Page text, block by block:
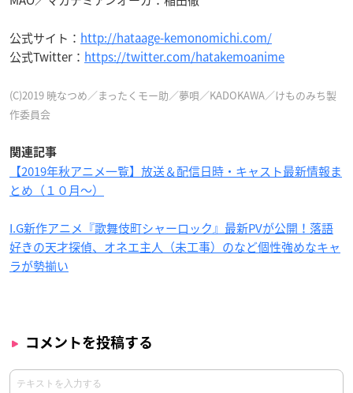
公式サイト： http://hataage-kemonomichi.com/
公式Twitter： https://twitter.com/hatakemoanime
(C)2019 暁なつめ／まったくモー助／夢唄／KADOKAWA／けものみち製
作委員会
関連記事
【2019年秋アニメ一覧】放送＆配信日時・キャスト最新情報ま
とめ（１０月〜）
I.G新作アニメ『歌舞伎町シャーロック』最新PVが公開！落語
好きの天才探偵、オネエ主人（未工事）のなど個性強めなキャ
ラが勢揃い
コメントを投稿する